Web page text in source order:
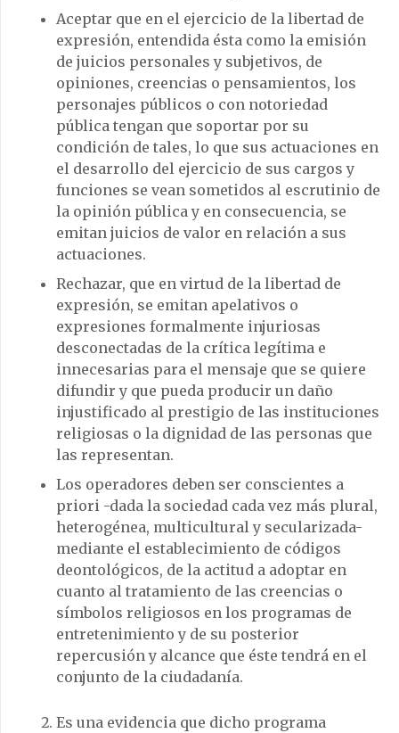
Aceptar que en el ejercicio de la libertad de
expresión, entendida ésta como la emisión
de juicios personales y subjetivos, de
opiniones, creencias o pensamientos, los
personajes públicos o con notoriedad
pública tengan que soportar por su
condición de tales, lo que sus actuaciones en
el desarrollo del ejercicio de sus cargos y
funciones se vean sometidos al escrutinio de
la opinión pública y en consecuencia, se
emitan juicios de valor en relación a sus
actuaciones.
Rechazar, que en virtud de la libertad de
expresión, se emitan apelativos o
expresiones formalmente injuriosas
desconectadas de la crítica legítima e
innecesarias para el mensaje que se quiere
difundir y que pueda producir un daño
injustificado al prestigio de las instituciones
religiosas o la dignidad de las personas que
las representan.
Los operadores deben ser conscientes a
priori -dada la sociedad cada vez más plural,
heterogénea, multicultural y secularizada-
mediante el establecimiento de códigos
deontológicos, de la actitud a adoptar en
cuanto al tratamiento de las creencias o
símbolos religiosos en los programas de
entretenimiento y de su posterior
repercusión y alcance que éste tendrá en el
conjunto de la ciudadanía.
Es una evidencia que dicho programa